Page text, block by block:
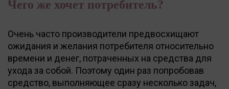
Чего же хочет потребитель?
Очень часто производители предвосхищают
ожидания и желания потребителя относительно
времени и денег, потраченных на средства для
ухода за собой. Поэтому один раз попробовав
средство, выполняющее сразу несколько задач,